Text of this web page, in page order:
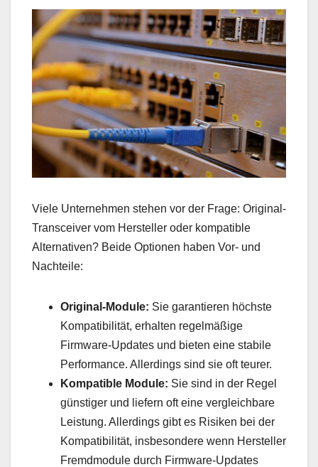
Viele Unternehmen stehen vor der Frage: Original-
Transceiver vom Hersteller oder kompatible
Alternativen? Beide Optionen haben Vor- und
Nachteile:
Original-Module: Sie garantieren höchste
Kompatibilität, erhalten regelmäßige
Firmware-Updates und bieten eine stabile
Performance. Allerdings sind sie oft teurer.
Kompatible Module: Sie sind in der Regel
günstiger und liefern oft eine vergleichbare
Leistung. Allerdings gibt es Risiken bei der
Kompatibilität, insbesondere wenn Hersteller
Fremdmodule durch Firmware-Updates